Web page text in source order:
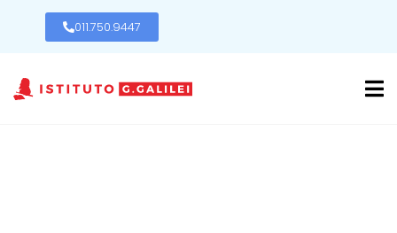
011.750.9447